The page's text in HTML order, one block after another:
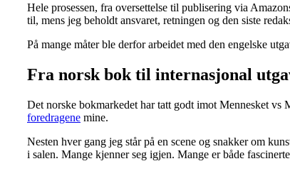
Hele prosessen, fra oversettelse til publisering via
til, mens jeg beholdt ansvaret, retningen og den siste
På mange måter ble derfor arbeidet med den engelske
Fra norsk bok til internasjonal
Det norske bokmarkedet har tatt godt imot Mennesket
foredragene mine.
Nesten hver gang jeg står på en scene og snakker om
i salen. Mange kjenner seg igjen. Mange er både